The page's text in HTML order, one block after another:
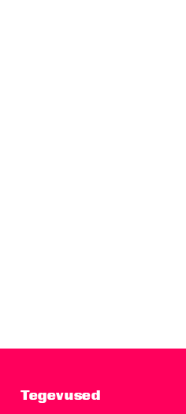
Tegevused